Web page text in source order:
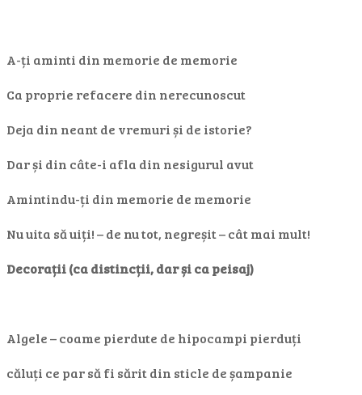
A-ți aminti din memorie de memorie
Ca proprie refacere din nerecunoscut
Deja din neant de vremuri și de istorie?
Dar și din câte-i afla din nesigurul avut
Amintindu-ți din memorie de memorie
Nu uita să uiți! – de nu tot, negreșit – cât mai mult!
Decorații (ca distincții, dar și ca peisaj)
Algele – coame pierdute de hipocampi pierduți
căluți ce par să fi sărit din sticle de șampanie